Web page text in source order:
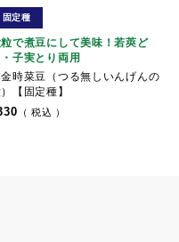
で煮豆にして美味！若莢ど
・子実とり両用
時菜豆（つる無しいんげんの
【固定種】
固定種
税込